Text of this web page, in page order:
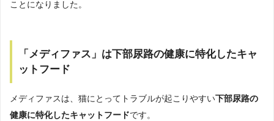
ことになりました。
「メディファス」は下部尿路の健康に特化したキャ
ットフード
メディファスは、猫にとってトラブルが起こりやすい下部尿路の
健康に特化したキャットフードです。